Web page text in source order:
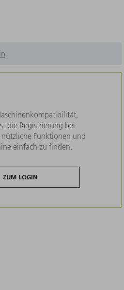
die Registrierung bei
Funktionen und
einfach zu finden.
ZUM LOGIN